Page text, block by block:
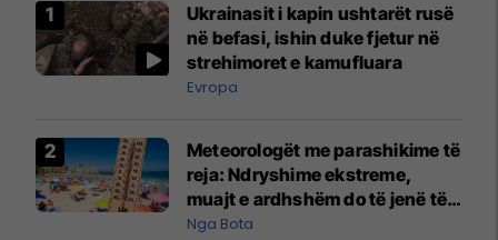
Ukrainasit i kapin ushtarët rusë
në befasi, ishin duke fjetur në
strehimoret e kamufluara
Evropa
Meteorologët me parashikime të
reja: Ndryshime ekstreme,
muajt e ardhshëm do të jenë të
pazakontë
Nga Bota